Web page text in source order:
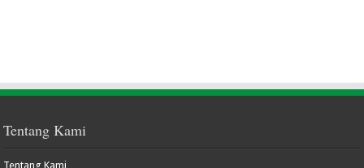
Tentang Kami
Tentang Kami